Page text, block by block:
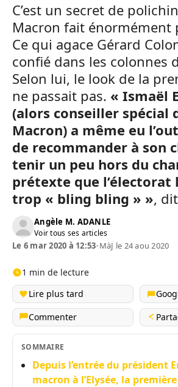
C’est un secret de
Macron fait énormément
Ce qui agace Gérard
confié dans les colonnes
Selon lui, le look de la
ne passait pas. « Ismaël
(alors conseiller spécial
Macron) a même eu
de recommander à son
tenir un peu hors du
prétexte que
trop « bling bling » »,
Angèle M. ADANLE
Voir tous ses articles
Le 6 mar 2020 à 12:53•MàJ le 24 aou 2020
1 min de lecture
Lire plus tard
Commenter
SOMMAIRE
Depuis l’entrée du président
macron à l’Elysée, la